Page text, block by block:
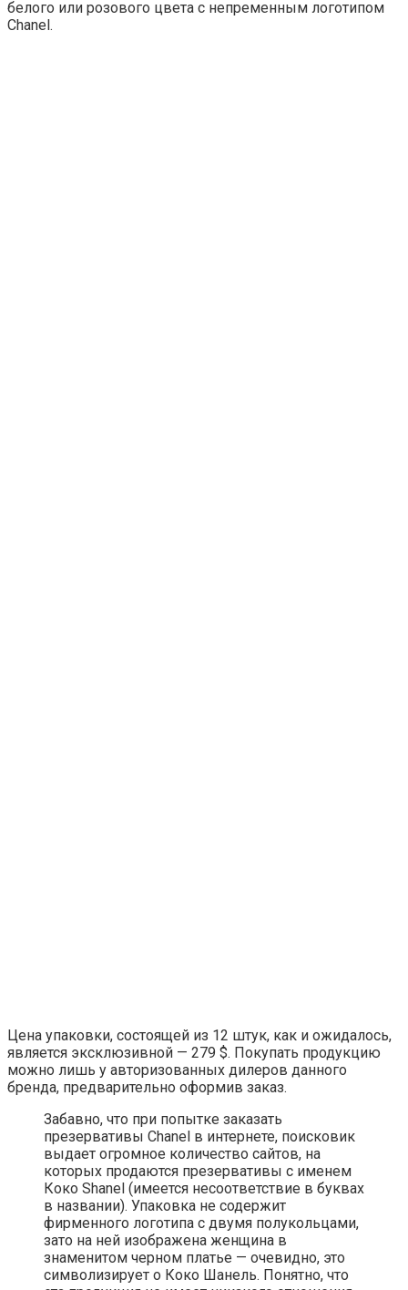
белого или розового цвета с непременным логотипом
Сhanel.
Цена упаковки, состоящей из 12 штук, как и ожидалось,
является эксклюзивной — 279 $. Покупать продукцию
можно лишь у авторизованных дилеров данного
бренда, предварительно оформив заказ.
Забавно, что при попытке заказать
презервативы Chanel в интернете, поисковик
выдает огромное количество сайтов, на
которых продаются презервативы с именем
Коко Shanel (имеется несоответствие в буквах
в названии). Упаковка не содержит
фирменного логотипа с двумя полукольцами,
зато на ней изображена женщина в
знаменитом черном платье — очевидно, это
символизирует о Коко Шанель. Понятно, что